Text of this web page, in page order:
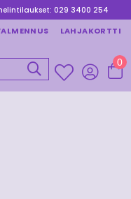
029 3400 254
LAHJAKORTTI
0